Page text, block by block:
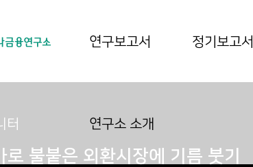
연구보고서 정기보고서
연구소 소개
터
로 불붙은 외환시장에 기름 붓기